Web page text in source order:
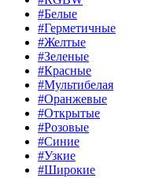
#Белые
#Герметичные
#Желтые
#Зеленые
#Красные
#Мультибелая
#Оранжевые
#Открытые
#Розовые
#Синие
#Узкие
#Широкие